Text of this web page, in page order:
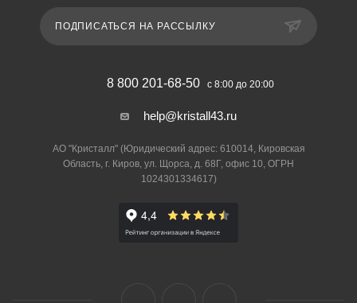
ПОДПИСАТЬСЯ НА РАССЫЛКУ
8 800 201-68-50 с 8:00 до 20:00
help@kristall43.ru
АО "Кристалл" (Юридический адрес: 610014, Кировская
Область, г. Киров, ул. Щорса, д. 68Г, офис 10, ОГРН
1024301334617)